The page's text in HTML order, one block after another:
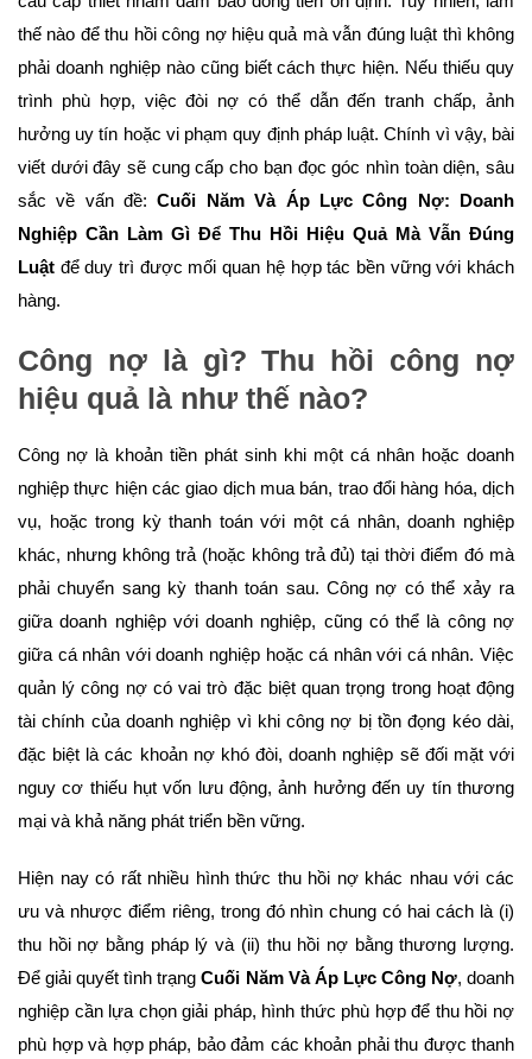
thế nào để thu hồi công nợ hiệu quả mà vẫn đúng luật thì không
phải doanh nghiệp nào cũng biết cách thực hiện. Nếu thiếu quy
trình phù hợp, việc đòi nợ có thể dẫn đến tranh chấp, ảnh
hưởng uy tín hoặc vi phạm quy định pháp luật. Chính vì vậy, bài
viết dưới đây sẽ cung cấp cho bạn đọc góc nhìn toàn diện, sâu
sắc về vấn đề:Cuối Năm Và Áp Lực Công Nợ: Doanh
Nghiệp Cần Làm Gì Để Thu Hồi Hiệu Quả Mà Vẫn Đúng
Luật để duy trì được mối quan hệ hợp tác bền vững với khách
hàng.
Công nợ là gì? Thu hồi công nợ
hiệu quả là như thế nào?
Công nợ là khoản tiền phát sinh khi một cá nhân hoặc doanh
nghiệp thực hiện các giao dịch mua bán, trao đổi hàng hóa, dịch
vụ, hoặc trong kỳ thanh toán với một cá nhân, doanh nghiệp
khác, nhưng không trả (hoặc không trả đủ) tại thời điểm đó mà
phải chuyển sang kỳ thanh toán sau. Công nợ có thể xảy ra
giữa doanh nghiệp với doanh nghiệp, cũng có thể là công nợ
giữa cá nhân với doanh nghiệp hoặc cá nhân với cá nhân. Việc
quản lý công nợ có vai trò đặc biệt quan trọng trong hoạt động
tài chính của doanh nghiệp vì khi công nợ bị tồn đọng kéo dài,
đặc biệt là các khoản nợ khó đòi, doanh nghiệp sẽ đối mặt với
nguy cơ thiếu hụt vốn lưu động, ảnh hưởng đến uy tín thương
mại và khả năng phát triển bền vững.
Hiện nay có rất nhiều hình thức thu hồi nợ khác nhau với các
ưu và nhược điểm riêng, trong đó nhìn chung có hai cách là (i)
thu hồi nợ bằng pháp lý và (ii) thu hồi nợ bằng thương lượng.
Để giải quyết tình trạngCuối Năm Và Áp Lực Công Nợ, doanh
nghiệp cần lựa chọn giải pháp, hình thức phù hợp để thu hồi nợ
phù hợp và hợp pháp, bảo đảm các khoản phải thu được thanh